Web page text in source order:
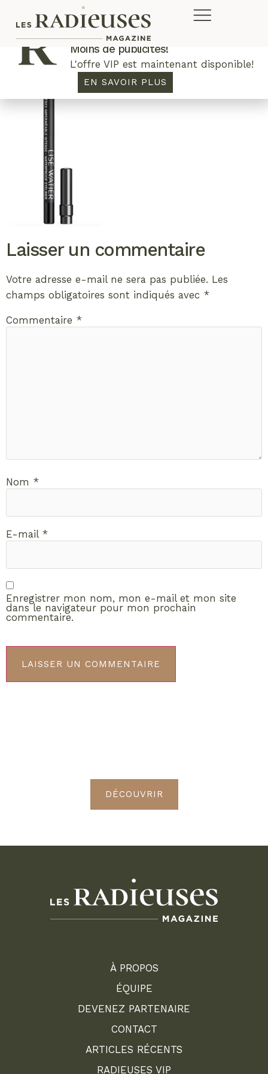
Laisser un commentaire
Votre adresse e-mail ne sera pas publiée. Les
champs obligatoires sont indiqués avec *
Commentaire *
Nom *
E-mail *
Enregistrer mon nom, mon e-mail et mon site
dans le navigateur pour mon prochain
commentaire.
DÉCOUVRIR
À PROPOS
ÉQUIPE
DEVENEZ PARTENAIRE
CONTACT
ARTICLES RÉCENTS
RADIEUSES VIP
Plus de concours. Plus de rabais.
Moins de publicités!
L'offre VIP est maintenant disponible!
EN SAVOIR PLUS